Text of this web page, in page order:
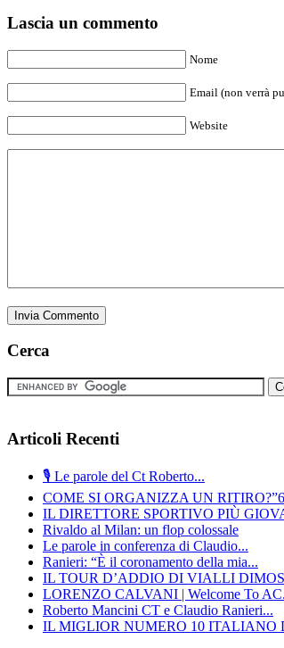
Lascia un commento
Nome
Email (non verrà
Website
Cerca
Articoli Recenti
🎙️ Le parole del Ct Roberto...
COME SI ORGANIZZA UN
IL DIRETTORE SPORTIVO PIÙ
Rivaldo al Milan: un flop colossale
Le parole in conferenza di Claudio...
Ranieri: “È il coronamento della mia...
IL TOUR D’ADDIO DI VIALLI
LORENZO CALVANI | Welcome To
Roberto Mancini CT e Claudio Ranieri...
IL MIGLIOR NUMERO 10 ITALIANO